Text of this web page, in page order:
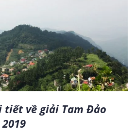
tiết về giải Tam Đảo